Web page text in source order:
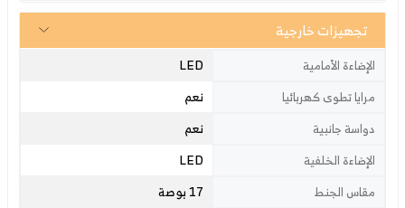
تجهيزات خارجية
الإضاءة الأمامية LED
مرايا تطوى كهربائيا نعم
دواسة جانبية نعم
الإضاءة الخلفية LED
مقاس الجنط 17 بوصة